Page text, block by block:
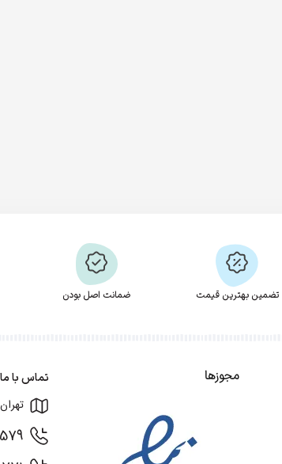
تضمین بهترین قیمت ضمانت اصل بودن
مجوزها تماس با ما